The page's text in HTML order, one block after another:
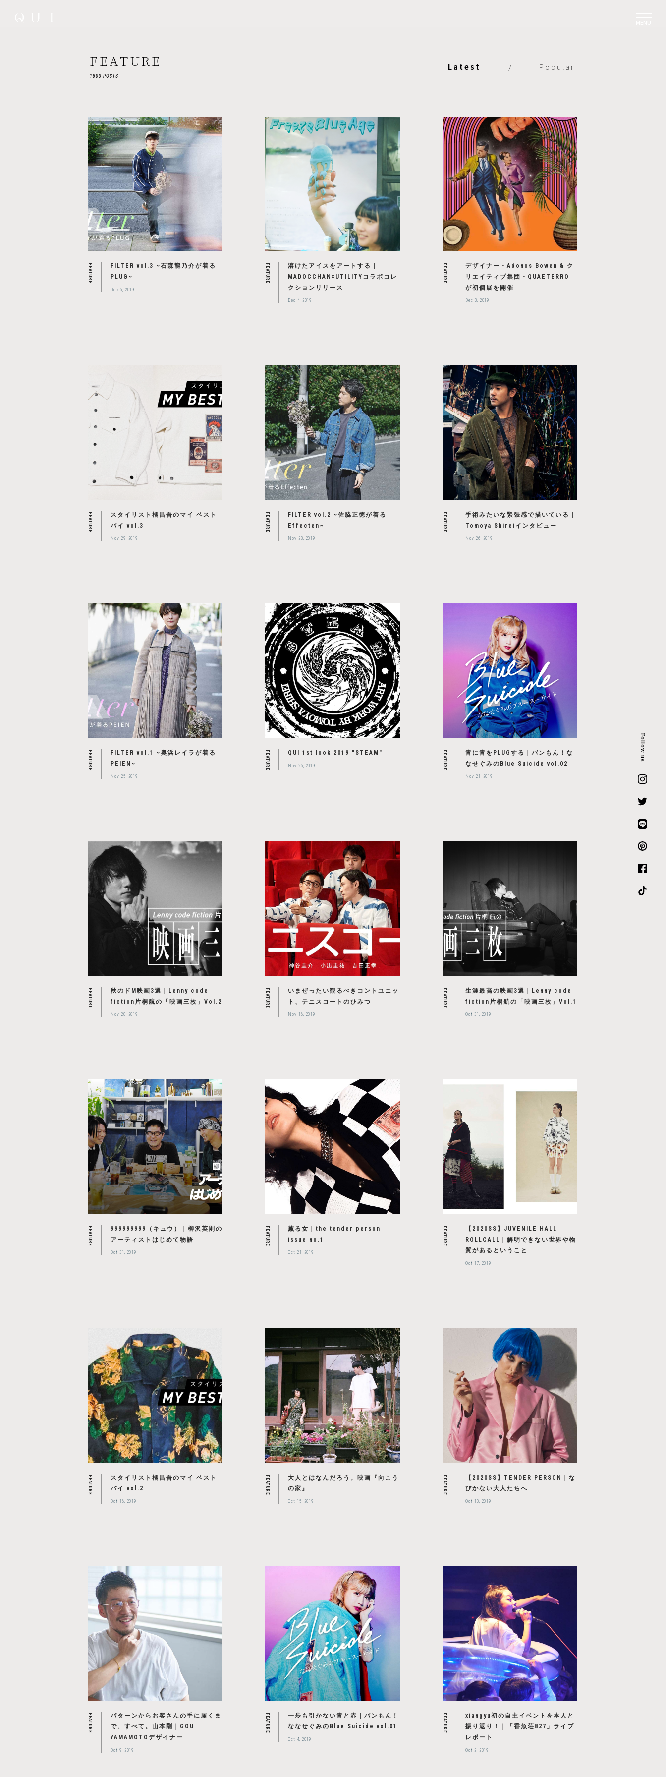
Follow us
FEATURE
1803 POSTS
Latest / Popular
FEATURE
FILTER vol.3 ~石森龍乃介が着る
PLUG~
Dec 5, 2019
FEATURE
溶けたアイスをアートする｜
MADOCCHAN×UTILITYコラボコレ
クションリリース
Dec 4, 2019
FEATURE
デザイナー・Adonos Bowen & ク
リエイティブ集団・QUAETERRO
が初個展を開催
Dec 3, 2019
FEATURE
スタイリスト橘昌吾のマイ ベスト
バイ vol.3
Nov 29, 2019
FEATURE
FILTER vol.2 ~佐脇正徳が着る
Effecten~
Nov 28, 2019
FEATURE
手術みたいな緊張感で描いている｜
Tomoya Shireiインタビュー
Nov 26, 2019
FEATURE
FILTER vol.1 ~奥浜レイラが着る
PEIEN~
Nov 25, 2019
FEATURE QUI 1st look 2019 "STEAM"
Nov 25, 2019 FEATURE
青に青をPLUGする｜バンもん！な
なせぐみのBlue Suicide vol.02
Nov 21, 2019
FEATURE
秋のドM映画3選｜Lenny code
fiction片桐航の「映画三枚」Vol.2
Nov 20, 2019
FEATURE
いまぜったい観るべきコントユニッ
ト、テニスコートのひみつ
Nov 16, 2019
FEATURE
生涯最高の映画3選｜Lenny code
fiction片桐航の「映画三枚」Vol.1
Oct 31, 2019
FEATURE
999999999（キュウ）｜柳沢英則の
アーティストはじめて物語
Oct 31, 2019
FEATURE
薫る女｜the tender person
issue no.1
Oct 21, 2019
FEATURE
【2020SS】JUVENILE HALL
ROLLCALL｜解明できない世界や物
質があるということ
Oct 17, 2019
FEATURE
スタイリスト橘昌吾のマイ ベスト
バイ vol.2
Oct 16, 2019
FEATURE
大人とはなんだろう。映画『向こう
の家』
Oct 15, 2019
FEATURE
【2020SS】TENDER PERSON｜な
びかない大人たちへ
Oct 10, 2019
FEATURE
パターンからお客さんの手に届くま
で、すべて。山本剛｜GOU
YAMAMOTOデザイナー
Oct 9, 2019
FEATURE
一歩も引かない青と赤｜バンもん！
ななせぐみのBlue Suicide vol.01
Oct 4, 2019
FEATURE
xiangyu初の自主イベントを本人と
振り返り！｜「香魚荘827」ライブ
レポート
Oct 2, 2019